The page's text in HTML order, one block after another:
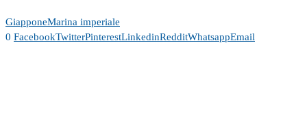
GiapponeMarina imperiale
0 FacebookTwitterPinterestLinkedinRedditWhatsappEmail